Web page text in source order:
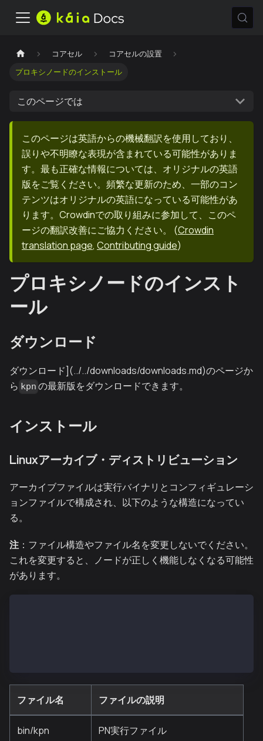
コアセル
コアセルの設置
プロキシノードのインストール
このページでは
このページは英語からの機械翻訳を使用しており、
誤りや不明瞭な表現が含まれている可能性がありま
す。最も正確な情報については、オリジナルの英語
版をご覧ください。頻繁な更新のため、一部のコン
テンツはオリジナルの英語になっている可能性があ
ります。Crowdinでの取り組みに参加して、このペ
ージの翻訳改善にご協力ください。
(Crowdin
translation page, Contributing guide)
プロキシノードのインスト
ール
ダウンロード
ダウンロード](../../downloads/downloads.md)のページか
ら kpn の最新版をダウンロードできます。
インストール
Linuxアーカイブ・ディストリビューション
アーカイブファイルは実行バイナリとコンフィギュレーシ
ョンファイルで構成され、以下のような構造になってい
る。
注 ：ファイル構造やファイル名を変更しないでください。
これを変更すると、ノードが正しく機能しなくなる可能性
があります。
ファイル名 ファイルの説明
bin/kpn PN実行ファイル